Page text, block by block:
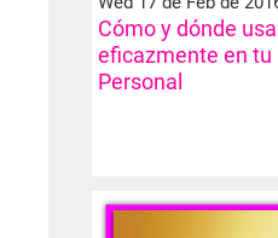
Cómo y dónde
eficazmente en tu
Personal